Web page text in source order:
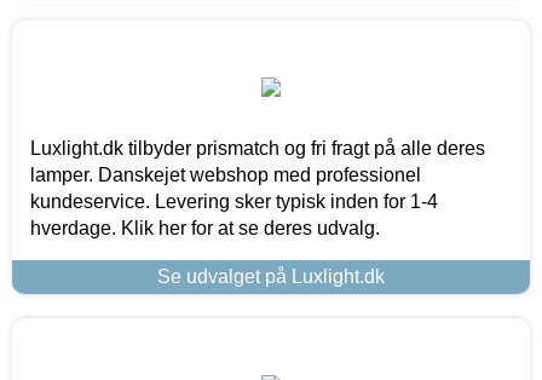
Luxlight.dk tilbyder prismatch og fri fragt på alle deres
lamper. Danskejet webshop med professionel
kundeservice. Levering sker typisk inden for 1-4
hverdage. Klik her for at se deres udvalg.
Se udvalget på Luxlight.dk